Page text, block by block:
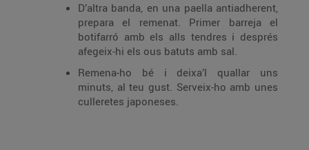
D’altra banda, en una paella antiadherent,
prepara el remenat. Primer barreja el
botifarró amb els alls tendres i després
afegeix-hi els ous batuts amb sal.
Remena-ho bé i deixa’l quallar uns
minuts, al teu gust. Serveix-ho amb unes
culleretes japoneses.